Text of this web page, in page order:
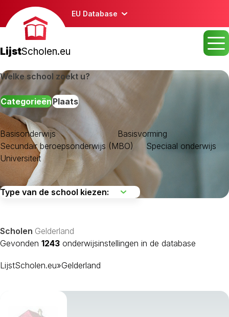
EU Database
LijstScholen.eu
Welke school zoekt u?
CategorieënPlaats
Basisonderwijs
Basisvorming
Secundair beroepsonderwijs (MBO)
Speciaal onderwijs
Universiteit
Scholen Gelderland
Gevonden 1243 onderwijsinstellingen in de database
LijstScholen.eu»Gelderland